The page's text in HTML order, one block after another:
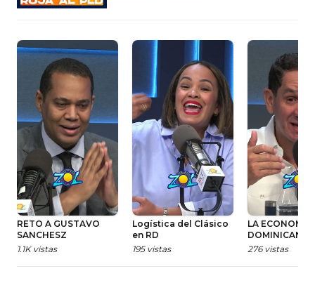
RETO A GUSTAVO
SANCHESZ
1.1K vistas
Logística del Clásico
en RD
195 vistas
LA ECONOMÍA
DOMINICANA
TERMINARÁ
276 vistas